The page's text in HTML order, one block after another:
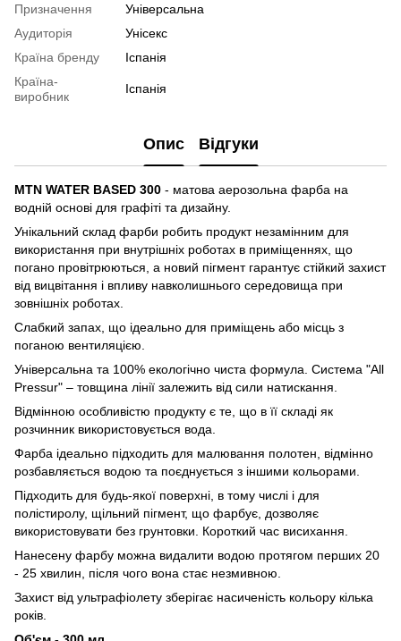
Призначення
Універсальна
Аудиторія
Унісекс
Країна бренду
Іспанія
Країна-
виробник
Іспанія
Опис Відгуки
MTN WATER BASED 300 - матова аерозольна фарба на
водній основі для графіті та дизайну.
Унікальний склад фарби робить продукт незамінним для
використання при внутрішніх роботах в приміщеннях, що
погано провітрюються, а новий пігмент гарантує стійкий захист
від вицвітання і впливу навколишнього середовища при
зовнішніх роботах.
Слабкий запах, що ідеально для приміщень або місць з
поганою вентиляцією.
Універсальна та 100% екологічно чиста формула. Система "All
Pressur" – товщина лінії залежить від сили натискання.
Відмінною особливістю продукту є те, що в її складі як
розчинник використовується вода.
Фарба ідеально підходить для малювання полотен, відмінно
розбавляється водою та поєднується з іншими кольорами.
Підходить для будь-якої поверхні, в тому числі і для
полістиролу, щільний пігмент, що фарбує, дозволяє
використовувати без грунтовки. Короткий час висихання.
Нанесену фарбу можна видалити водою протягом перших 20
- 25 хвилин, після чого вона стає незмивною.
Захист від ультрафіолету зберігає насиченість кольору кілька
років.